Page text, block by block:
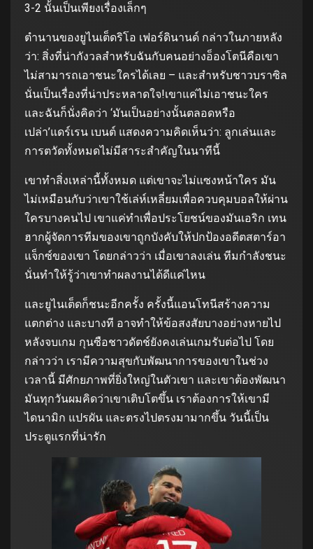
3-2 นั้นเป็นเพียงเรื่องเล็กๆ
ตำนานของยูไนเต็ดริโอ เฟอร์ดินานด์ กล่าวในภายหลัง
ว่า: สิ่งที่น่ากังวลสำหรับฉันกับคนอย่างอ็องโตนีคือเขา
ไม่สามารถเอาชนะใครได้เลย – และสำหรับชาวบราซิล
นั่นเป็นเรื่องที่น่าประหลาดใจ!เขาแค่ไม่เอาชนะใคร
และฉันก็นั่งคิดว่า ‘มันเป็นอย่างนั้นตลอดหรือ
เปล่า’แดร์เรน เบนต์ แสดงความคิดเห็นว่า: ลูกเล่นและ
การตวัดทั้งหมดไม่มีสาระสำคัญในนาทีนี้
เขาทำสิ่งเหล่านี้ทั้งหมด แต่เขาจะไม่แซงหน้าใคร มัน
ไม่เหมือนกับว่าเขาใช้เล่ห์เหลี่ยมเพื่อควบคุมบอลให้ผ่าน
ใครบางคนไป เขาแค่ทำเพื่อประโยชน์ของมันเอริก เทน
ฮากผู้จัดการทีมของเขาถูกบังคับให้ปกป้องอดีตสตาร์อา
แจ็กซ์ของเขา โดยกล่าวว่า เมื่อเขาลงเล่น ทีมกำลังชนะ
นั่นทำให้รู้ว่าเขาทำผลงานได้ดีแค่ไหน
และยูไนเต็ดก็ชนะอีกครั้ง ครั้งนี้แอนโทนีสร้างความ
แตกต่าง และบางที อาจทำให้ข้อสงสัยบางอย่างหายไป
หลังจบเกม กุนซือชาวดัตช์ยังคงเล่นเกมรับต่อไป โดย
กล่าวว่า เรามีความสุขกับพัฒนาการของเขาในช่วง
เวลานี้ มีศักยภาพที่ยิ่งใหญ่ในตัวเขา และเขาต้องพัฒนา
มันทุกวันผมคิดว่าเขาเติบโตขึ้น เราต้องการให้เขามี
ไดนามิก แปรผัน และตรงไปตรงมามากขึ้น วันนี้เป็น
ประตูแรกที่น่ารัก